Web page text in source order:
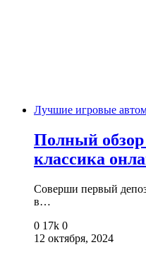
Лучшие игровые
Полный
классика
Соверши первый
в…
0 17k 0
12 октября, 2024